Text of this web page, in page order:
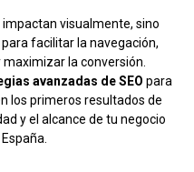
visualmente, sino
facilitar la navegación,
la conversión.
avanzadas de SEO para
los primeros resultados de
y el alcance de tu negocio